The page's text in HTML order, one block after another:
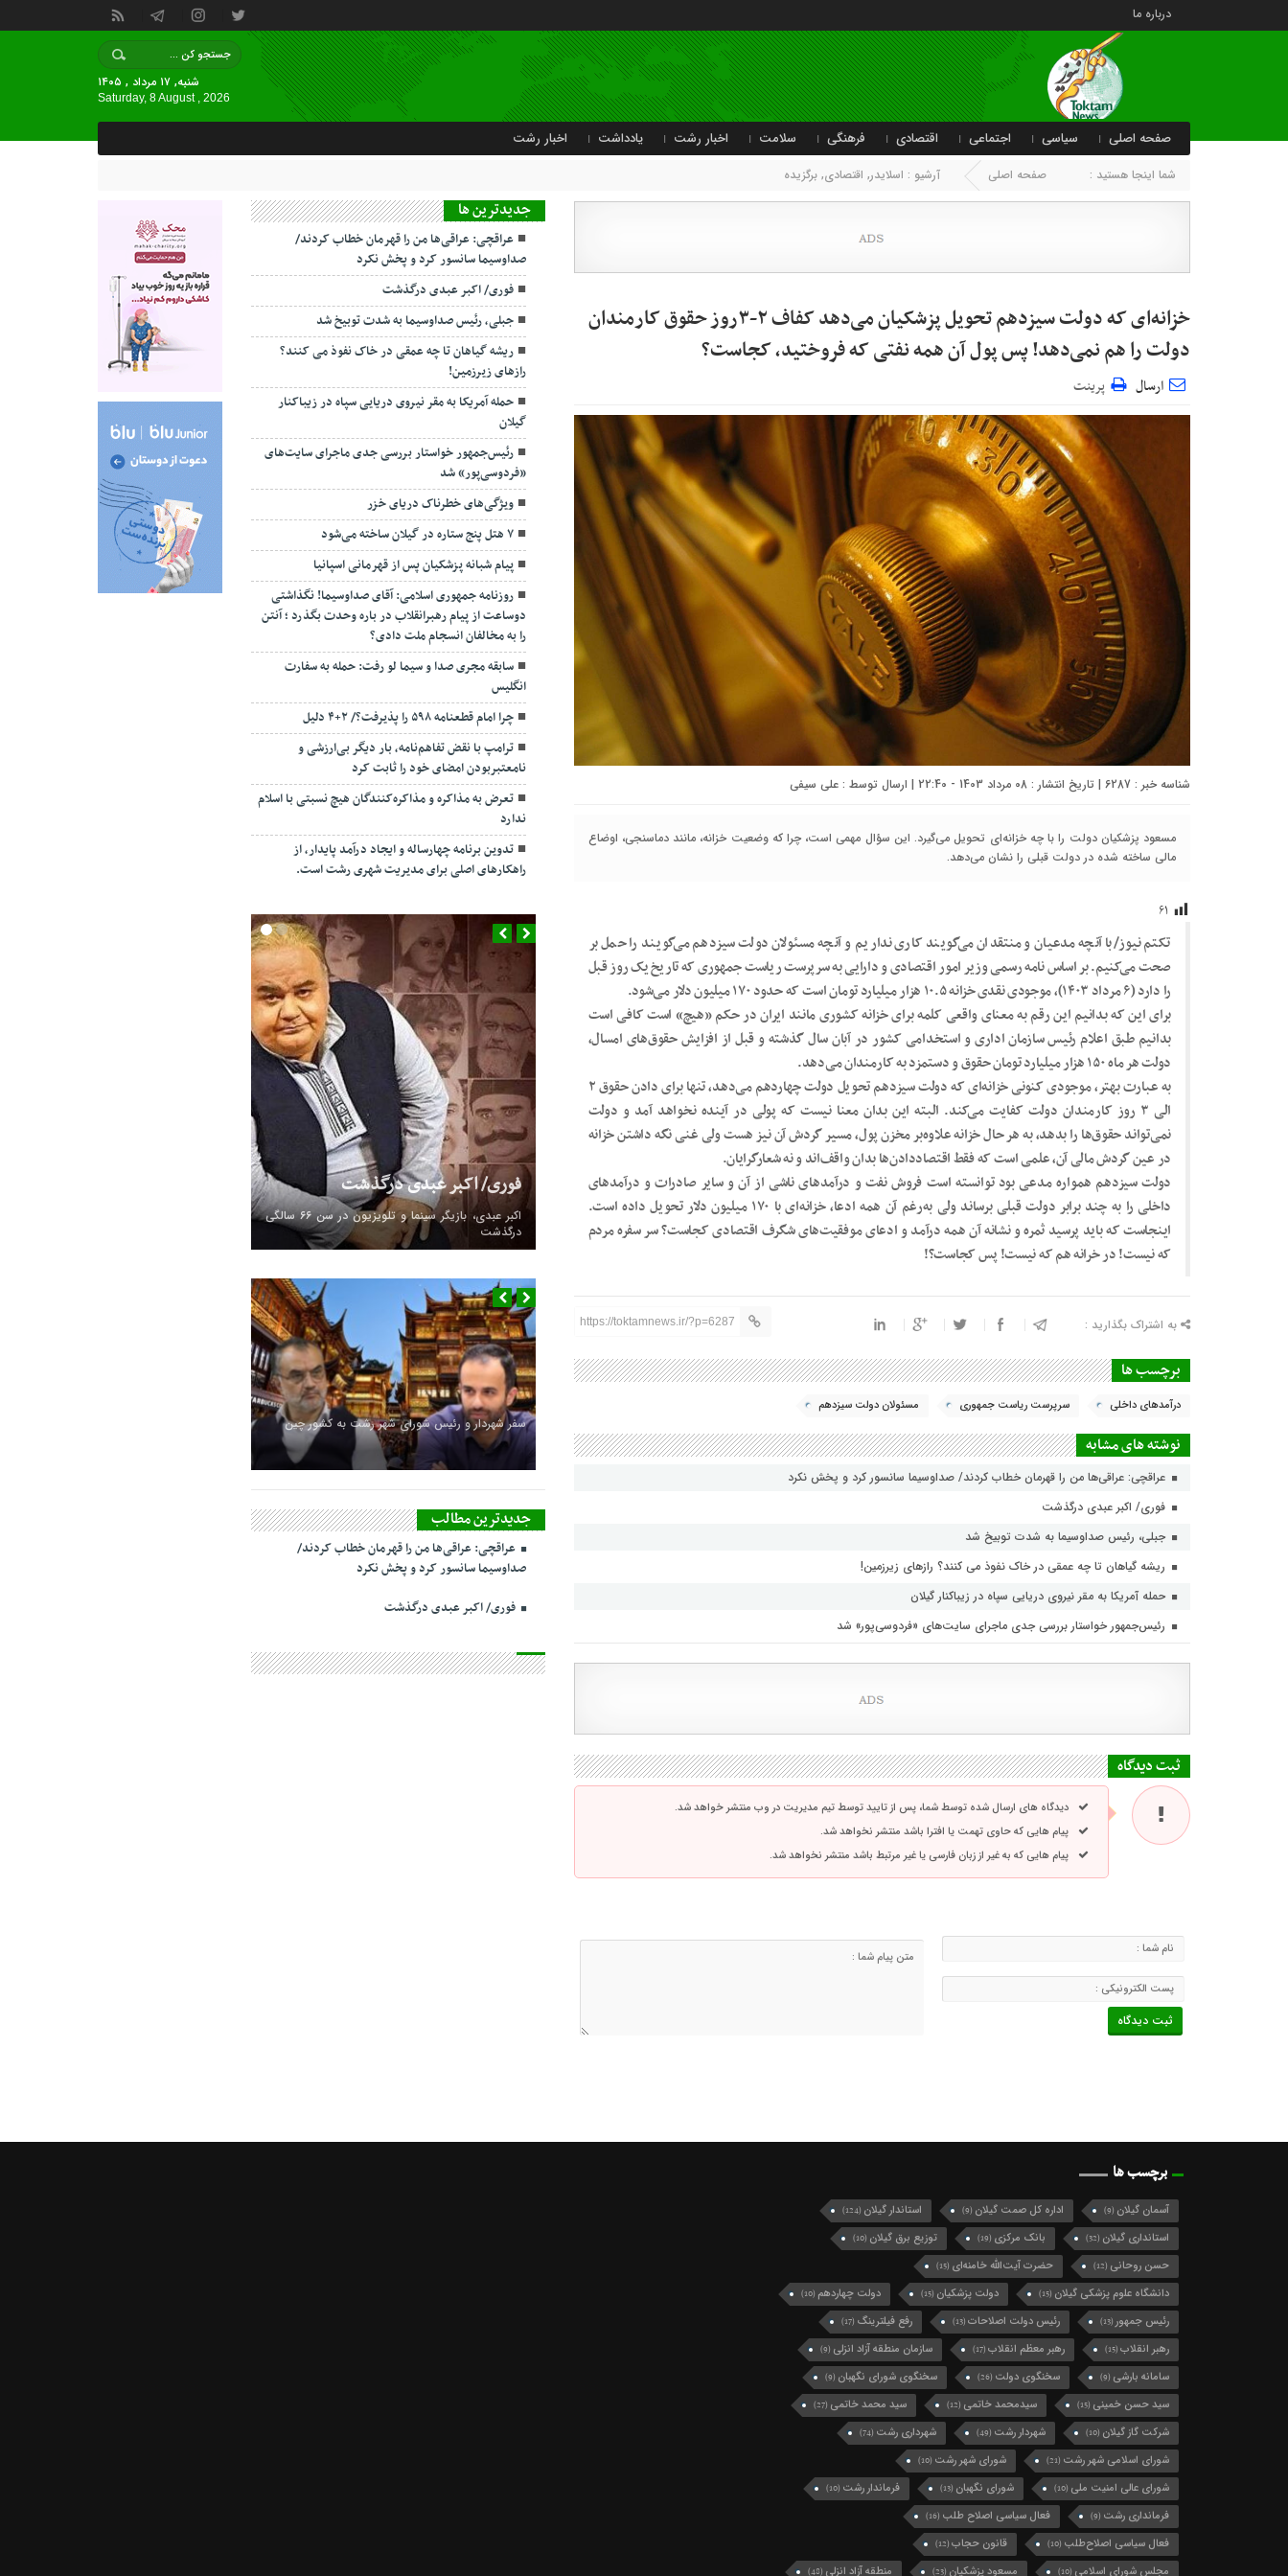
درباره ما
شنبه, ۱۷ مرداد , ۱۴۰۵
Saturday, 8 August , 2026
صفحه اصلی سیاسی اجتماعی اقتصادی فرهنگی سلامت اخبار رشت یادداشت اخبار رشت
شما اینجا هستید : صفحه اصلی آرشیو : اسلایدر, اقتصادی, برگزیده
خزانه‌ای که دولت سیزدهم تحویل پزشکیان می‌دهد کفاف ۲-۳روز حقوق کارمندان
دولت را هم نمی‌دهد! پس پول آن همه نفتی که فروختید، کجاست؟
ارسال پرینت
شناسه خبر : 6287 | تاریخ انتشار : 08 مرداد 1403 - 22:40 | ارسال توسط : علی سیفی
مسعود پزشکیان دولت را با چه خزانه‌ای تحویل می‌گیرد. این سؤال مهمی است، چرا که وضعیت خزانه، مانند دماسنجی، اوضاع
مالی ساخته شده در دولت قبلی را نشان می‌دهد.
۶۱
تکتم نیوز/با آنچه مدعیان و منتقدان می‌گویند کاری نداریم و آنچه مسئولان دولت سیزدهم می‌گویند را حمل بر
صحت می‌کنیم. بر اساس نامه رسمی وزیر امور اقتصادی و دارایی به سرپرست ریاست جمهوری که تاریخ یک روز قبل
را دارد (۶ مرداد ۱۴۰۳)‌، موجودی نقدی خزانه ۱۰.۵ هزار میلیارد تومان است که حدود ۱۷۰ میلیون دلار می‌شود.
برای این که بدانیم این رقم به معنای واقعی کلمه برای خزانه کشوری مانند ایران در حکم «هیچ» است کافی است
بدانیم طبق اعلام رئیس سازمان اداری و استخدامی کشور در آبان سال گذشته و قبل از افزایش حقوق‌های امسال،
دولت هر ماه ۱۵۰ هزار میلیارد تومان حقوق و دستمزد به کارمندان می‌دهد.
به عبارت بهتر، موجودی کنونی خزانه‌ای که دولت سیزدهم تحویل دولت چهاردهم می‌دهد، تنها برای دادن حقوق ۲
الی ۳ روز کارمندان دولت کفایت می‌کند. البته این بدان معنا نیست که پولی در آینده نخواهد آمد و دولت
نمی‌تواند حقوق‌ها را بدهد، به هر حال خزانه علاوه‌بر مخزن پول، مسیر گردش آن نیز هست ولی غنی نگه داشتن خزانه
در عین گردش مالی آن، علمی است که فقط اقتصاددادن‌ها بدان واقف‌اند و نه شعارگرایان.
دولت سیزدهم همواره مدعی بود توانسته است فروش نفت و درآمدهای ناشی از آن و سایر صادرات و درآمدهای
داخلی را به چند برابر دولت قبلی برساند ولی به‌رغم آن همه ادعا، خزانه‌ای با ۱۷۰ میلیون دلار تحویل داده است.
اینجاست که باید پرسید ثمره و نشانه آن همه درآمد و ادعای موفقیت‌های شگرف اقتصادی کجاست؟ سر سفره مردم
که نیست! در خرانه هم که نیست! پس کجاست؟!
به اشتراک بگذارید : https://toktamnews.ir/?p=6287
برچسب ها
درآمدهای داخلی سرپرست ریاست جمهوری مسئولان دولت سیزدهم
نوشته های مشابه
عراقچی: عراقی‌ها من را قهرمان خطاب کردند/ صداوسیما سانسور کرد و پخش نکرد
فوری/ اکبر عبدی درگذشت
جبلی، رئیس صداوسیما به شدت توبیخ شد
ریشه گیاهان تا چه عمقی در خاک نفوذ می کنند؟ رازهای زیرزمین!
حمله آمریکا به مقر نیروی دریایی سپاه در زیباکنار گیلان
رئیس‌جمهور خواستار بررسی جدی ماجرای سایت‌های «فردوسی‌پور» شد
ثبت دیدگاه
دیدگاه های ارسال شده توسط شما، پس از تایید توسط تیم مدیریت در وب منتشر خواهد شد.
پیام هایی که حاوی تهمت یا افترا باشد منتشر نخواهد شد.
پیام هایی که به غیر از زبان فارسی یا غیر مرتبط باشد منتشر نخواهد شد.
جديدترين ها
عراقچی: عراقی‌ها من را قهرمان خطاب کردند/
صداوسیما سانسور کرد و پخش نکرد
فوری/ اکبر عبدی درگذشت
جبلی، رئیس صداوسیما به شدت توبیخ شد
ریشه گیاهان تا چه عمقی در خاک نفوذ می کنند؟
رازهای زیرزمین!
حمله آمریکا به مقر نیروی دریایی سپاه در زیباکنار
گیلان
رئیس‌جمهور خواستار بررسی جدی ماجرای سایت‌های
«فردوسی‌پور» شد
ویژگی‌های خطرناک دریای خزر
۷ هتل پنج ستاره در گیلان ساخته می‌شود
پیام شبانه پزشکیان پس از قهرمانی اسپانیا
روزنامه جمهوری اسلامی: آقای صداوسیما! نگذاشتی
دوساعت از پیام رهبرانقلاب در باره وحدت بگذرد ؛ آنتن
را به مخالفان انسجام ملت دادی؟
سابقه مجری صدا و سیما لو رفت: حمله به سفارت
انگلیس
چرا امام قطعنامه ۵۹۸ را پذیرفت؟/ ۲+۴ دلیل
ترامپ با نقض تفاهم‌نامه، بار دیگر بی‌ارزشی و
نامعتبربودن امضای خود را ثابت کرد
تعرض به مذاکره و مذاکره‌کنندگان هیچ نسبتی با اسلام
ندارد
تدوین برنامه چهارساله و ایجاد درآمد پایدار، از
راهکارهای اصلی برای مدیریت شهری رشت است.
فوری/ اکبر عبدی درگذشت
اکبر عبدی، بازیگر سینما و تلویزیون در سن ۶۶ سالگی
درگذشت
سفر شهردار و رئیس شورای شهر رشت به کشور چین
جدیدترین مطالب
عراقچی: عراقی‌ها من را قهرمان خطاب کردند/
صداوسیما سانسور کرد و پخش نکرد
فوری/ اکبر عبدی درگذشت
برچسب ها
آسمان گیلان (9) اداره کل صمت گیلان (9) استاندار گیلان (124)
استانداری گیلان (32) بانک مرکزی (19) توزیع برق گیلان (10)
حسن روحانی (12) حضرت آیت‌الله خامنه‌ای (15)
دانشگاه علوم پزشکی گیلان (15) دولت پزشکیان (15) دولت چهاردهم (10)
رئیس جمهور(13) رئیس دولت اصلاحات(13) رفع فیلترینگ (17)
رهبر انقلاب(15) رهبر معظم انقلاب(17) سازمان منطقه آزاد انزلی (9)
سامانه بارشی (9) سخنگوی دولت (26) سخنگوی شورای نگهبان (9)
سید حسن خمینی (15) سیدمحمد خاتمی (12) سید محمد خاتمی (27)
شرکت گاز گیلان (10) شهردار رشت (49) شهرداری رشت (74)
شورای اسلامی شهر رشت (21) شورای شهر رشت (10)
شورای عالی امنیت ملی (10) شورای نگهبان (13) فرماندار رشت (10)
فرمانداری رشت (9) فعال سیاسی اصلاح طلب (16)
فعال سیاسی اصلاح‌طلب (10) قانون حجاب(12)
مجلس شورای اسلامی (10) مسعود پزشکیان (23) منطقه آزاد انزلی (48)